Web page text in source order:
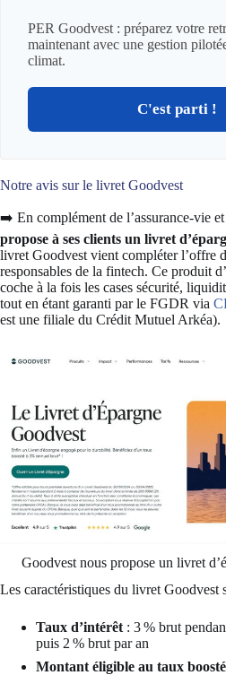
PER Goodvest : préparez votre
maintenant avec une gestion
climat.
C'est parti !
Notre avis sur le livret Goodvest
➡️ En complément de l’assurance-vie
propose à ses clients un livret
livret Goodvest vient compléter l’offre
responsables de la fintech. Ce produit
coche à la fois les cases sécurité,
tout en étant garanti par le FGDR via
est une filiale du Crédit Mutuel Arkéa).
Goodvest nous propose un livret
Les caractéristiques du livret Goodvest
Taux d’intérêt : 3 % brut
puis 2 % brut par an
Montant éligible au taux boosté